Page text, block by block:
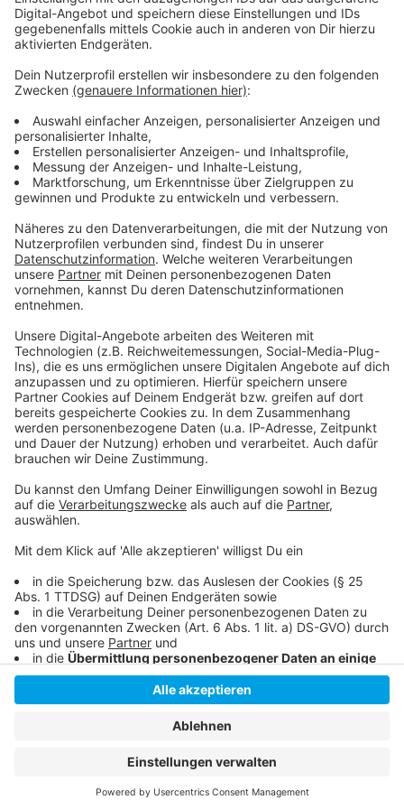
Schulte
Wir benötigen Ihre
Zustimmung, um den YouTube
Video-Service zu laden!
Wir verwenden einen Service eines
Drittanbieters, um Videoinhalte
einzubetten. Dieser Service kann
Daten zu Ihren Aktivitäten
Details durch und stimmen Sie der
Nutzung des Service zu, um dieses
Video anzusehen.
Mehr Informationen
Akzeptieren
powered byUsercentrics Consent
Management Platform
Michael Schulte x R3HAB - Waterfall (Official Music
Video)
Anzeige
Anzeige